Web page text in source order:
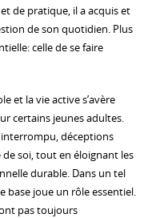
de pratique, il a acquis et
de son quotidien. Plus
celle de se faire
et la vie active s’avère
certains jeunes adultes.
interrompu, déceptions
soi, tout en éloignant les
durable. Dans un tel
base joue un rôle essentiel.
pas toujours